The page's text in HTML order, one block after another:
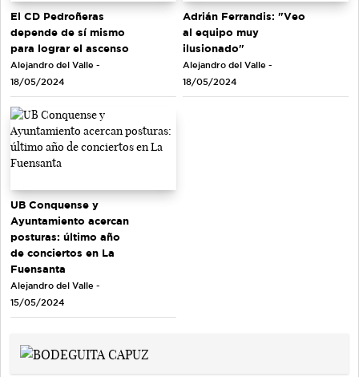
El CD Pedroñeras
depende de sí mismo
para lograr el ascenso
Alejandro del Valle -
18/05/2024
Adrián Ferrandis: "Veo
al equipo muy
ilusionado"
Alejandro del Valle -
18/05/2024
UB Conquense y
Ayuntamiento acercan
posturas: último año
de conciertos en La
Fuensanta
Alejandro del Valle -
15/05/2024